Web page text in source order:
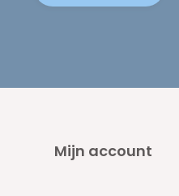
Mijn account